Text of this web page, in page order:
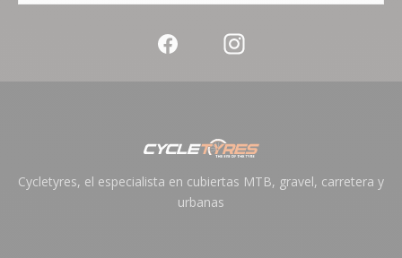
Cycletyres, el especialista en cubiertas MTB, gravel, carretera y
urbanas